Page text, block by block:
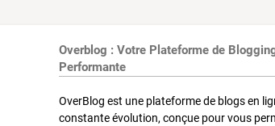
Overblog : Votre Plateforme de
Performante
OverBlog est une plateforme de blogs en
constante évolution, conçue pour vous